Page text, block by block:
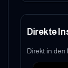
Direkte
Direkt in den